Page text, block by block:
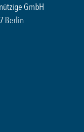
GmbH
Berlin